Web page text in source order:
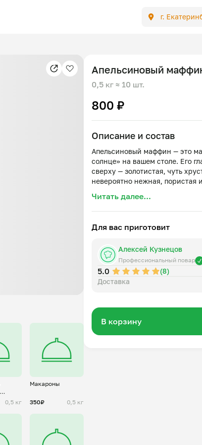
г.
0,5 кг
Макароны
350₽ 0,5 кг
Апельсиновый
0,5 кг ≈ 10 шт.
800 ₽
Описание и состав
Апельсиновый маффин — это
солнце» на вашем столе. Его
сверху — золотистая, чуть
невероятно нежная, пористая
Читать далее...
Для вас приготовит
Алексей Кузнецов
Профессиональный повар
5.0 (8)
Доставка
В корзину